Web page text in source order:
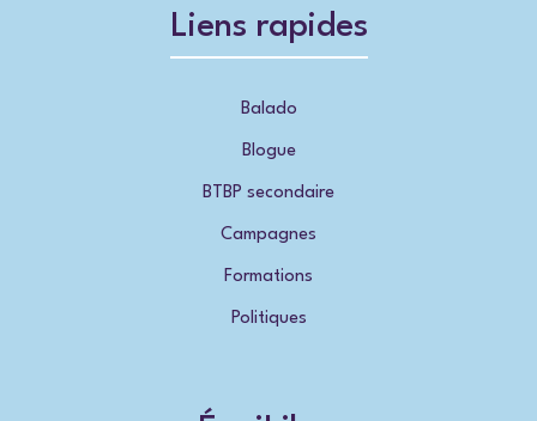
Liens rapides
Balado
Blogue
BTBP secondaire
Campagnes
Formations
Politiques